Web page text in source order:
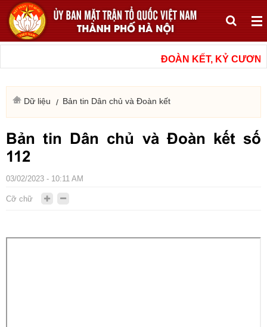
ĐOÀN KẾT, KỶ
Dữ liệu Bản tin Dân chủ và Đoàn kết
Bản tin Dân chủ và Đoàn kết số
112
03/02/2023 - 10:11 AM
Cỡ chữ